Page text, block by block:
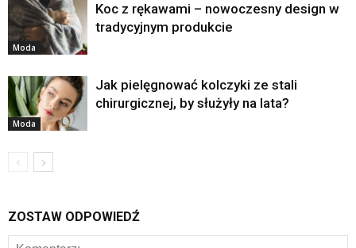
Moda
Koc z rękawami – nowoczesny design w
tradycyjnym produkcie
Moda
Jak pielęgnować kolczyki ze stali
chirurgicznej, by służyły na lata?
ZOSTAW ODPOWIEDŹ